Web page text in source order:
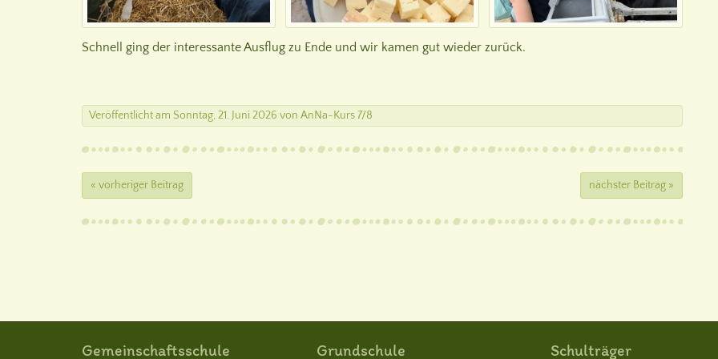
Schnell ging der interessante Ausflug zu Ende und wir kamen gut wieder zurück.
Veröffentlichtam Sonntag, 21. Juni 2026 von AnNa-Kurs 7/8
« vorheriger Beitrag nächster Beitrag »
Gemeinschaftsschule Grundschule Schulträger